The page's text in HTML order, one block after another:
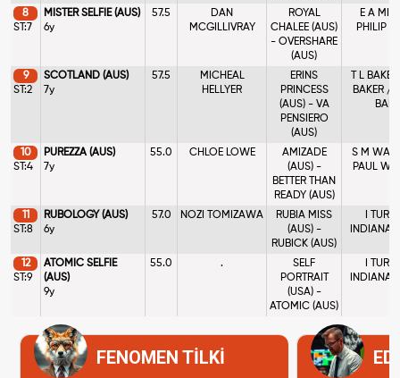
8
ST:7
MISTER SELFIE (AUS)
6y
57.5
DAN
MCGILLIVRAY
ROYAL
CHALEE (AUS)
- OVERSHARE
(AUS)
E A
PHILIP
9
ST:2
SCOTLAND (AUS)
7y
57.5
MICHEAL
HELLYER
ERINS
PRINCESS
(AUS) - VA
PENSIERO
(AUS)
T L
BAKER /
10
ST:4
PUREZZA (AUS)
7y
55.0 CHLOE LOWE
AMIZADE
(AUS) -
BETTER THAN
READY (AUS)
S M
PAUL
11
ST:8
RUBOLOGY (AUS)
6y
57.0 NOZI TOMIZAWA
RUBIA MISS
(AUS) -
RUBICK (AUS)
I
INDIANA
12
ST:9
ATOMIC SELFIE
(AUS)
9y
55.0 .
SELF
PORTRAIT
(USA) -
ATOMIC (AUS)
I
INDIANA
FENOMEN TİLKİ